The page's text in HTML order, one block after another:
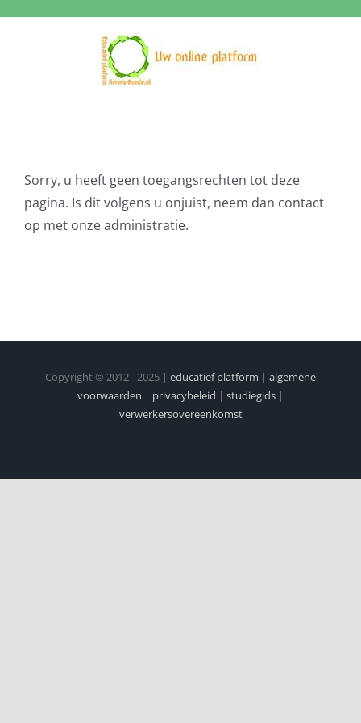
Sorry, u heeft geen toegangsrechten tot deze
pagina. Is dit volgens u onjuist, neem dan contact
op met onze administratie.
Copyright © 2012 - 2025 | educatief platform | algemene
voorwaarden | privacybeleid | studiegids |
verwerkersovereenkomst